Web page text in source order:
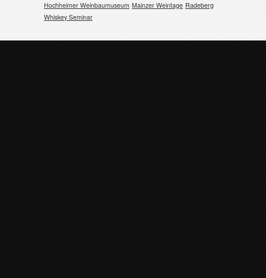
Hochheimer Weinbaumuseum Mainzer Weintage Radeberg
Whiskey Seminar